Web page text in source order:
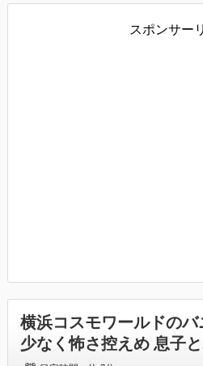
スポンサー
横浜コスモワールドの
少なく怖さ控えめ 息子